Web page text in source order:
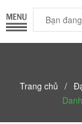
Trang chủ /